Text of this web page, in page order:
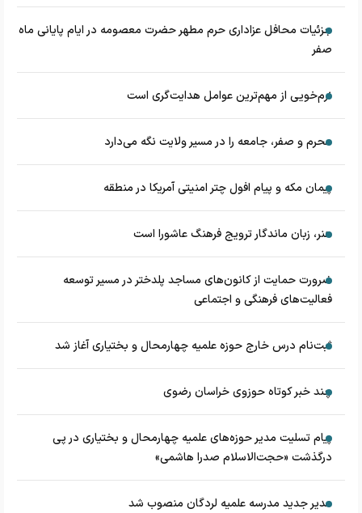
جزئیات محافل عزاداری حرم مطهر حضرت معصومه در ایام پایانی ماه
صفر
نرم‌خویی از مهم‌ترین عوامل هدایت‌گری است
محرم و صفر، جامعه را در مسیر ولایت نگه می‌دارد
پیمان مکه و پیام افول چتر امنیتی آمریکا در منطقه
هنر، زبان ماندگار ترویج فرهنگ عاشورا است
ضرورت حمایت از کانون‌های مساجد پلدختر در مسیر توسعه
فعالیت‌های فرهنگی و اجتماعی
ثبت‌نام درس خارج حوزه علمیه چهارمحال و بختیاری آغاز شد
چند خبر کوتاه حوزوی خراسان رضوی
پیام تسلیت مدیر حوزه‌های علمیه چهارمحال و بختیاری در پی
درگذشت «حجت‌الاسلام صدرا هاشمی»
مدیر جدید مدرسه علمیه لردگان منصوب شد